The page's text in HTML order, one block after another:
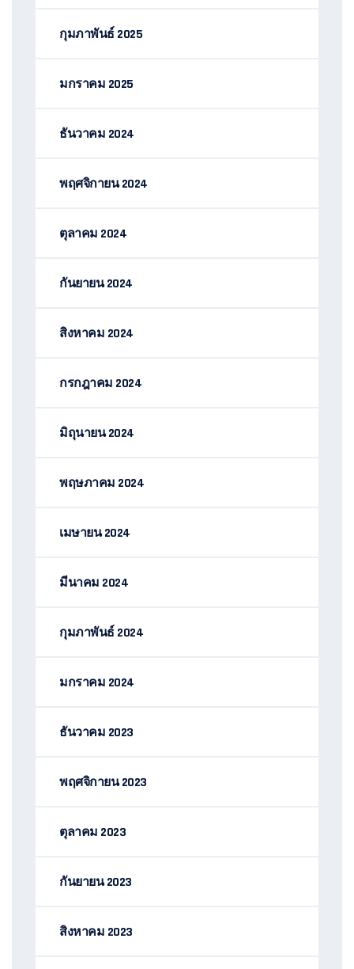
กุมภาพันธ์ 2025
มกราคม 2025
ธันวาคม 2024
พฤศจิกายน 2024
ตุลาคม 2024
กันยายน 2024
สิงหาคม 2024
กรกฎาคม 2024
มิถุนายน 2024
พฤษภาคม 2024
เมษายน 2024
มีนาคม 2024
กุมภาพันธ์ 2024
มกราคม 2024
ธันวาคม 2023
พฤศจิกายน 2023
ตุลาคม 2023
กันยายน 2023
สิงหาคม 2023